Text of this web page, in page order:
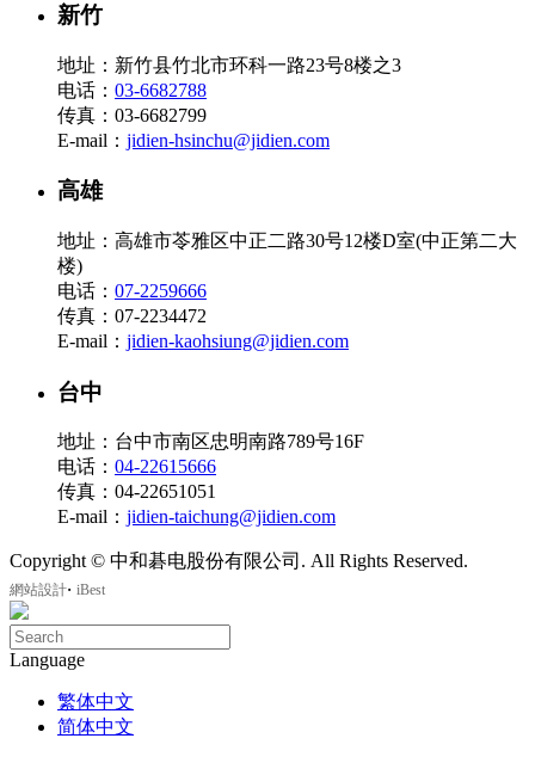
新竹
地址：新竹县竹北市环科一路23号8楼之3
电话： 03-6682788
传真：03-6682799
E-mail： jidien-hsinchu@jidien.com
高雄
地址：高雄市苓雅区中正二路30号12楼D室(中正第二大
楼)
电话： 07-2259666
传真：07-2234472
E-mail： jidien-kaohsiung@jidien.com
台中
地址：台中市南区忠明南路789号16F
电话： 04-22615666
传真：04-22651051
E-mail： jidien-taichung@jidien.com
Copyright © 中和碁电股份有限公司. All Rights Reserved.
網站設計‧ iBest
Language
繁体中文
简体中文